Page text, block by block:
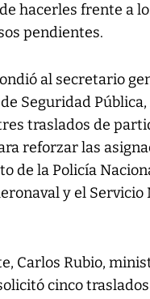
hacerles frente a
pendientes.
al secretario
Seguridad Pública,
traslados de
reforzar las
de la Policía
y el Servicio
Carlos Rubio,
cinco